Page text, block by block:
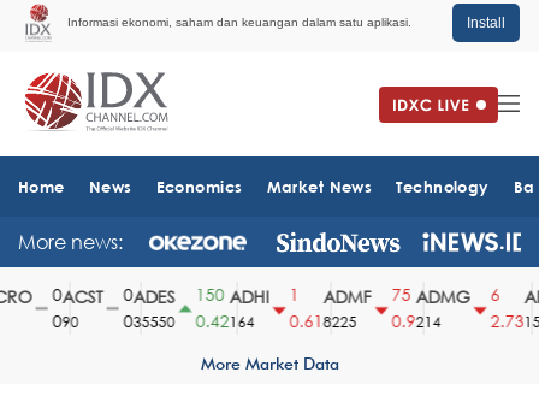
Informasi ekonomi, saham dan keuangan dalam satu aplikasi. Install
Home News Economics Market News Technology
More news:
ACST
90
ADES
35550
150
0.42
ADHI
164
0.61
ADMF
8225
75
0.9
ADMG
214
2.73
More Market Data